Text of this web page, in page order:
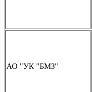
АО "УК "БМЗ"